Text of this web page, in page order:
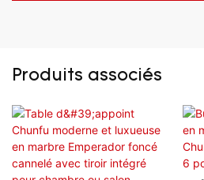
Produits associés